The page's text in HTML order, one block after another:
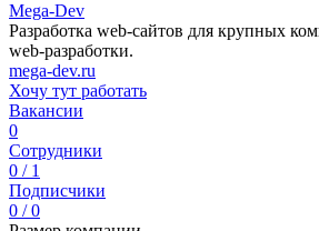
Mega-Dev
Разработка web-сайтов для крупных
web-разработки.
mega-dev.ru
Хочу тут работать
Вакансии
0
Сотрудники
0 / 1
Подписчики
0 / 0